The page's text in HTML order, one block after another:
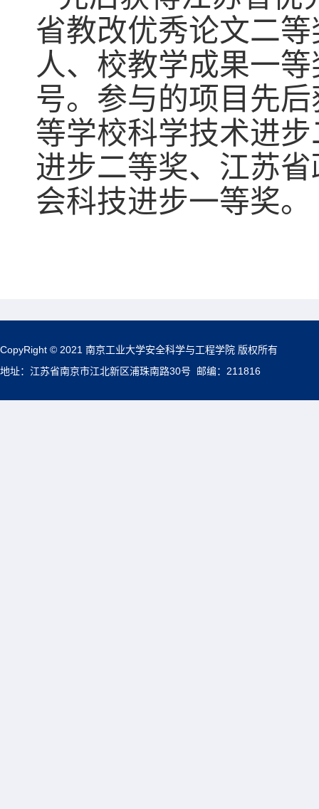
省教改优秀论文二
人、校教学成果一
号。参与的项目先
等学校科学技术进
进步二等奖、江苏
会科技进步一等奖。
CopyRight © 2021 南京工业大学安全科学与工程学院 版权所有
地址：江苏省南京市江北新区浦珠南路30号 邮编：211816